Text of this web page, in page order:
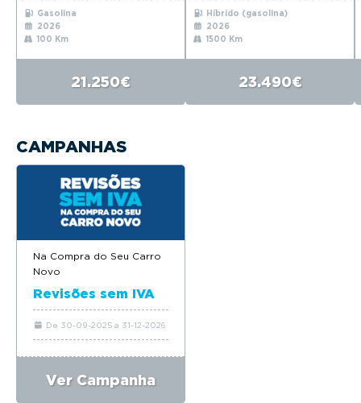
Gasolina
2026
100 Km
21.250€
Híbrido (gasolina)
2026
1500 Km
23.490€
CAMPANHAS
Na Compra do Seu Carro
Novo
Revisões sem IVA
De 30-09-2025 a 31-12-2026
Ver Campanha